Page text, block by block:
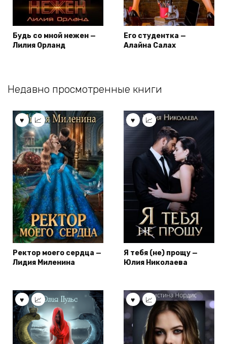
Будь со мной нежен —
Лилия Орланд
Его студентка —
Алайна Салах
Недавно просмотренные книги
Ректор моего сердца —
Лидия Миленина
Я тебя (не) прощу —
Юлия Николаева